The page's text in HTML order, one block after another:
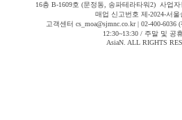
16층 B-1609호 (문정동, 송파테라타워2) 사업자
매업 신고번호 제-2024-서울
고객센터 cs_moa@sjmnc.co.kr | 02-400-
12:30~13:30 / 주말 및 공
AsiaN. ALL RIGHTS